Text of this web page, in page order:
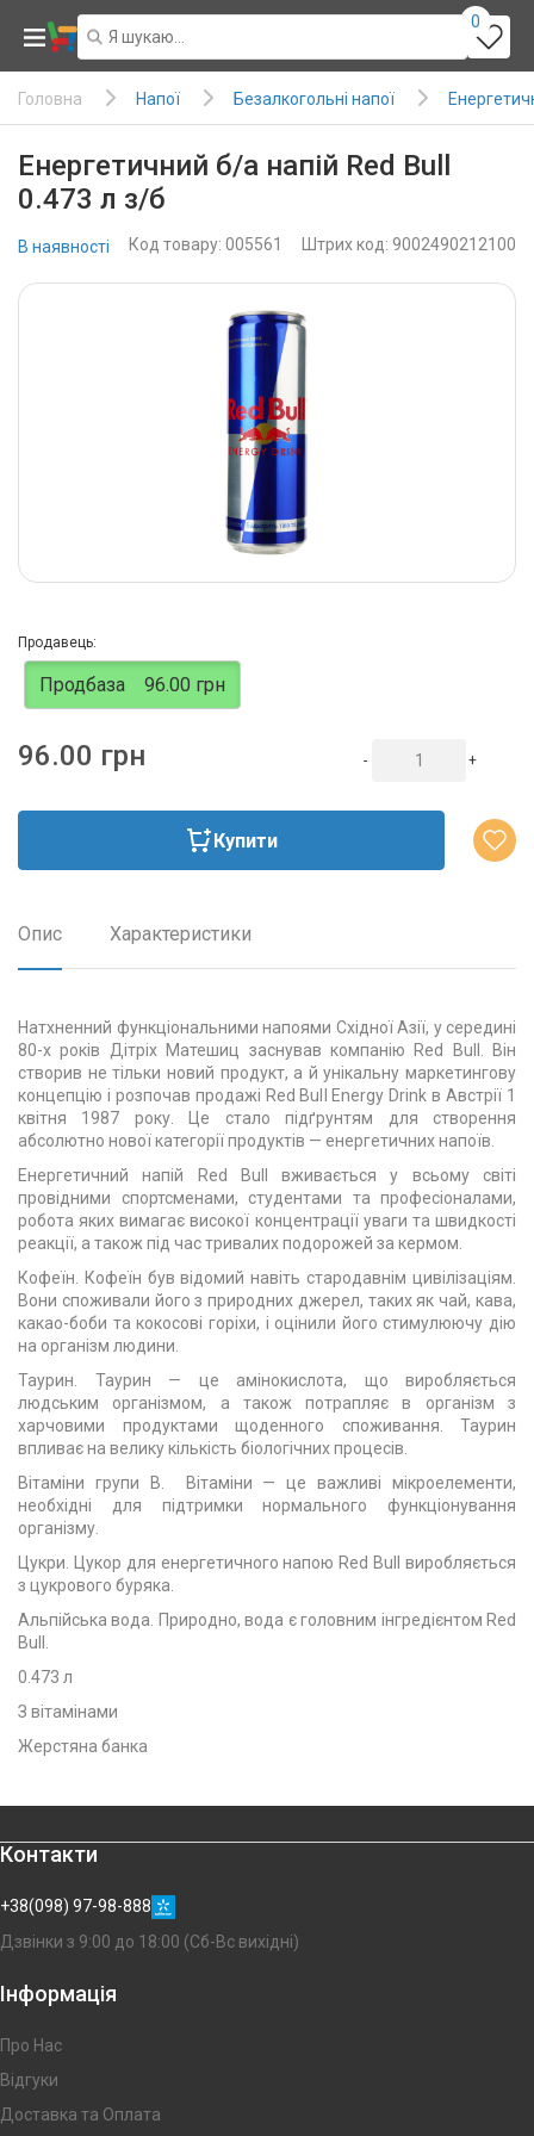
0
Головна Напої Безалкогольні напої
Енергетичний б/а напій Red Bull
0.473 л з/б
В наявності Код товару: 005561 Штрих код: 9002490212100
Продавець:
Продбаза 96.00 грн
96.00 грн - +
Купити
Опис Характеристики
Натхненний функціональними напоями Східної Азії, у середині
80-х років Дітріх Матешиц заснував компанію Red Bull. Він
створив не тільки новий продукт, а й унікальну маркетингову
концепцію і розпочав продажі Red Bull Energy Drink в Австрії 1
квітня 1987 року. Це стало підґрунтям для створення
абсолютно нової категорії продуктів — енергетичних напоїв.
Енергетичний напій Red Bull вживається у всьому світі
провідними спортсменами, студентами та професіоналами,
робота яких вимагає високої концентрації уваги та швидкості
реакції, а також під час тривалих подорожей за кермом.
Кофеїн. Кофеїн був відомий навіть стародавнім цивілізаціям.
Вони споживали його з природних джерел, таких як чай, кава,
какао-боби та кокосові горіхи, і оцінили його стимулюючу дію
на організм людини.
Таурин. Таурин — це амінокислота, що виробляється
людським організмом, а також потрапляє в організм з
харчовими продуктами щоденного споживання. Таурин
впливає на велику кількість біологічних процесів.
Вітаміни групи В. Вітаміни — це важливі мікроелементи,
необхідні для підтримки нормального функціонування
організму.
Цукри. Цукор для енергетичного напою Red Bull виробляється
з цукрового буряка.
Альпійська вода. Природно, вода є головним інгредієнтом Red
Bull.
0.473 л
З вітамінами
Жерстяна банка
Контакти
+38(098) 97-98-888
Дзвінки з 9:00 до 18:00 (Сб-Вс вихідні)
Інформація
Про Нас
Відгуки
Доставка та Оплата